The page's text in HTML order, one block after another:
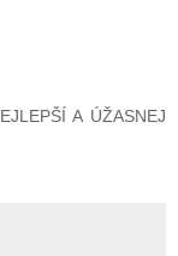
A ÚŽASNEJ